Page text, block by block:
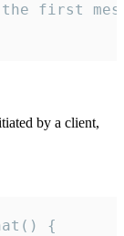
first
by a client,
{